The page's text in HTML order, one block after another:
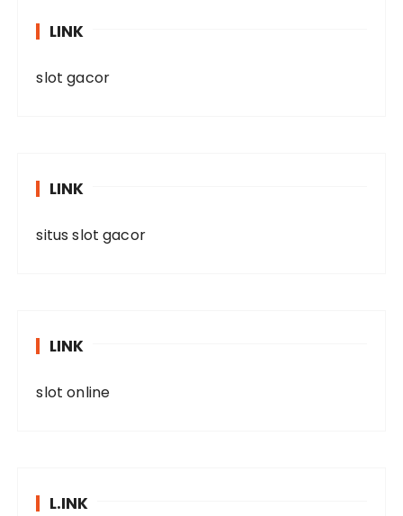
LINK
slot gacor
LINK
situs slot gacor
LINK
slot online
L.INK